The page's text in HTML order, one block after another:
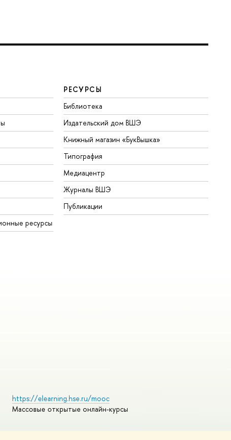
ресурсы
РЕСУРСЫ
Библиотека
Издательский дом ВШЭ
Книжный магазин «БукВышка»
Типография
Медиацентр
Журналы ВШЭ
Публикации
https://elearning.hse.ru/mooc
Массовые открытые онлайн-курсы